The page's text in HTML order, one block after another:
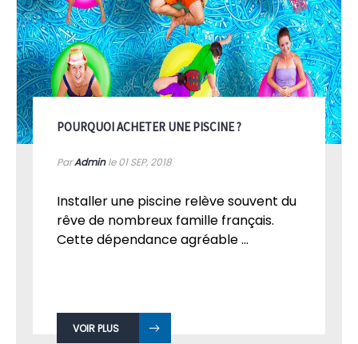
POURQUOI ACHETER UNE PISCINE ?
ParAdminle 01SEP, 2018
Installer une piscine relève souvent du
rêve de nombreux famille français.
Cette dépendance agréable ...
VOIR PLUS